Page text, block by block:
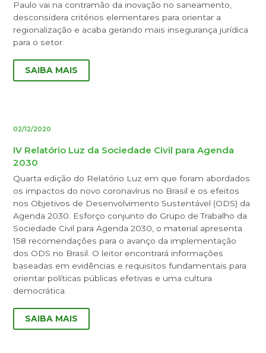
Paulo vai na contramão da inovação no saneamento,
desconsidera critérios elementares para orientar a
regionalização e acaba gerando mais insegurança jurídica
para o setor.
SAIBA MAIS
02/12/2020
IV Relatório Luz da Sociedade Civil para Agenda
2030
Quarta edição do Relatório Luz em que foram abordados
os impactos do novo coronavírus no Brasil e os efeitos
nos Objetivos de Desenvolvimento Sustentável (ODS) da
Agenda 2030. Esforço conjunto do Grupo de Trabalho da
Sociedade Civil para Agenda 2030, o material apresenta
158 recomendações para o avanço da implementação
dos ODS no Brasil. O leitor encontrará informações
baseadas em evidências e requisitos fundamentais para
orientar políticas públicas efetivas e uma cultura
democrática.
SAIBA MAIS